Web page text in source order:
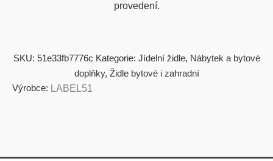
provedení.
SKU: 51e33fb7776c Kategorie: Jídelní židle, Nábytek a bytové
doplňky, Židle bytové i zahradní
Výrobce: LABEL51